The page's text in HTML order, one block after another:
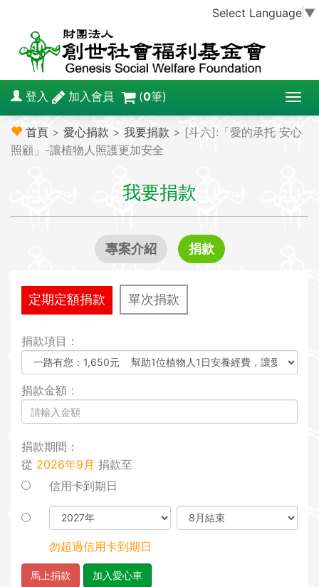
Select Language ▼
T
o
g
o
n
登入 加入會員 (0筆)
首頁 > 愛心捐款 > 我要捐款 > [斗六]:「愛的承托 安心
照顧」-讓植物人照護更加安全
我要捐款
專案介紹 捐款
定期定額捐款 單次捐款
捐款項目：
捐款金額：
捐款期間：
從 2026年9月 捐款至
信用卡到期日
勿超過信用卡到期日
馬上捐款 加入愛心車